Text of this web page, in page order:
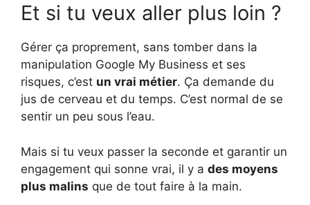
Et si tu veux aller plus loin ?
Gérer ça proprement, sans tomber dans la
manipulation Google My Business et ses
risques, c’est un vrai métier. Ça demande du
jus de cerveau et du temps. C’est normal de se
sentir un peu sous l’eau.
Mais si tu veux passer la seconde et garantir un
engagement qui sonne vrai, il y a des moyens
plus malins que de tout faire à la main.